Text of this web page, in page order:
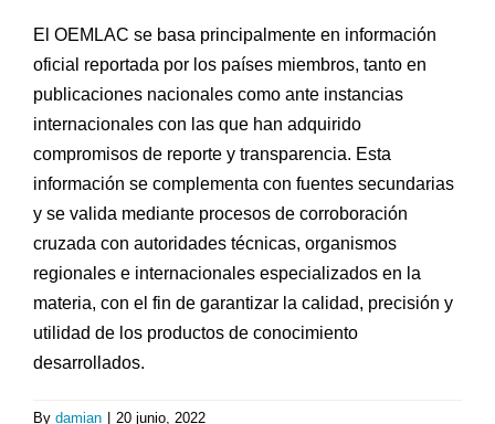
El OEMLAC se basa principalmente en información
oficial reportada por los países miembros, tanto en
publicaciones nacionales como ante instancias
internacionales con las que han adquirido
compromisos de reporte y transparencia. Esta
información se complementa con fuentes secundarias
y se valida mediante procesos de corroboración
cruzada con autoridades técnicas, organismos
regionales e internacionales especializados en la
materia, con el fin de garantizar la calidad, precisión y
utilidad de los productos de conocimiento
desarrollados.
By damian 20 junio, 2022